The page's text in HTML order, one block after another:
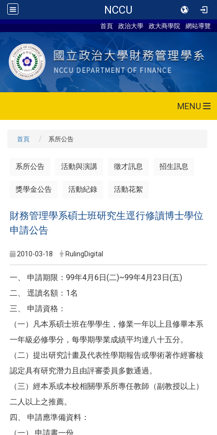
NCCU
首頁 政治大學 政大商學院 網站導覽
MENU
首頁 系所公告
系所公告 活動與演講 徵才訊息 招生訊息
獎學金公告 活動紀錄 活動花絮
財務管理學系碩士班研究生逕行修讀博士學位
申請公告
2010-03-18 RulingDigital
一、 申請期限：99年4月6日(二)~99年4月23日(五)
二、 逕讀名額：1名
三、 申請資格：
（一）凡本系碩士班在學學生，修業一年以上且修畢本系
一年級必修學分，每學期學業成績平均達八十五分。
（二）提出研究計畫及代表性學期報告或學術著作經審核
認定具有研究潛力且由評審委員多數通過。
（三）經本系或本校相關學系所專任教師（副教授以上）
二人以上之推薦。
四、 申請應準備資料：
（一） 申請書一份